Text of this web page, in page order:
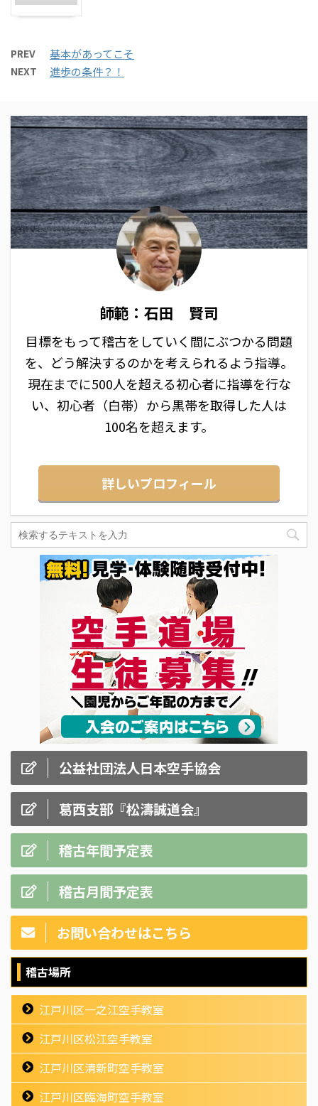
PREV 基本があってこそ
NEXT 進歩の条件？！
師範：石田 賢司
目標をもって稽古をしていく間にぶつかる問題
を、どう解決するのかを考えられるよう指導。
現在までに500人を超える初心者に指導を行な
い、初心者（白帯）から黒帯を取得した人は
100名を超えます。
詳しいプロフィール
公益社団法人日本空手協会
葛西支部『松濤誠道会』
稽古年間予定表
稽古月間予定表
お問い合わせはこちら
稽古場所
江戸川区一之江空手教室
江戸川区松江空手教室
江戸川区清新町空手教室
江戸川区臨海町空手教室